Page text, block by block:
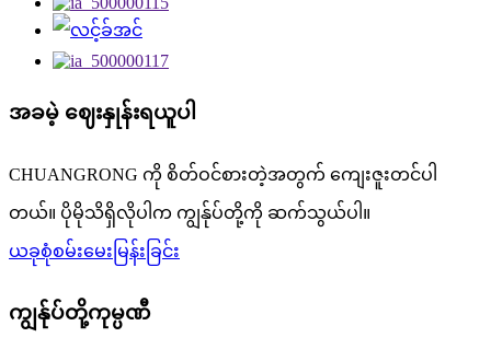
အခမဲ့ ဈေးနှုန်းရယူပါ
CHUANGRONG ကို စိတ်ဝင်စားတဲ့အတွက် ကျေးဇူးတင်ပါ
တယ်။ ပိုမိုသိရှိလိုပါက ကျွန်ုပ်တို့ကို ဆက်သွယ်ပါ။
ယခုစုံစမ်းမေးမြန်းခြင်း
ကျွန်ုပ်တို့ကုမ္ပဏီ